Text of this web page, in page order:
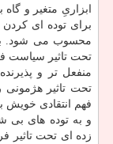
ابزاریِ متغیر و
برای توده ای
محسوب می شود. به
تحت تاثیر سیاست
منفعل تر و
تحت تاثیر هژمونی
فهم انتقادی
و به توده های بی
زده ای تحت تاثیر